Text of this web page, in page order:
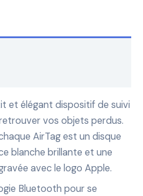
et élégant dispositif de suivi
vos objets perdus.
AirTag est un disque
blanche brillante et une
avec le logo Apple.
Bluetooth pour se